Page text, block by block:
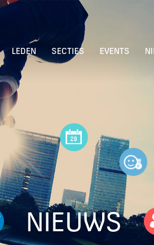
LEDEN SECTIES EVENTS
NIEUWS